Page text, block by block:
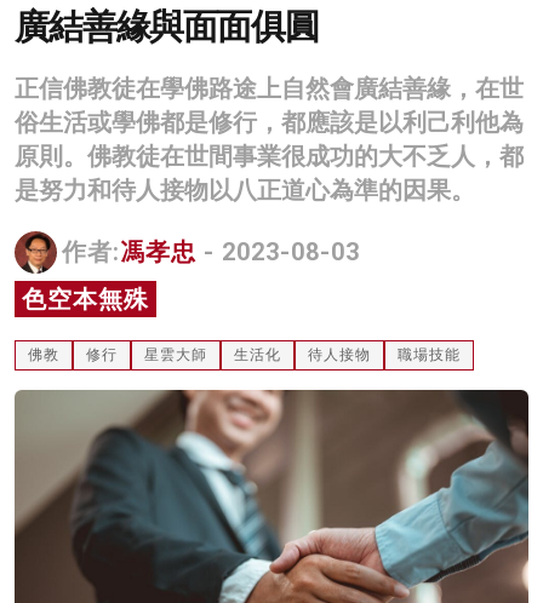
生活
商業
科技
名家榜
灼見活動
關於我們
廣結善緣與面面俱圓
正信佛教徒在學佛路途上自然會廣結善緣，在世
俗生活或學佛都是修行，都應該是以利己利他為
原則。佛教徒在世間事業很成功的大不乏人，都
是努力和待人接物以八正道心為準的因果。
作者:馮孝忠 - 2023-08-03
色空本無殊
佛教 修行 星雲大師 生活化 待人接物 職場技能